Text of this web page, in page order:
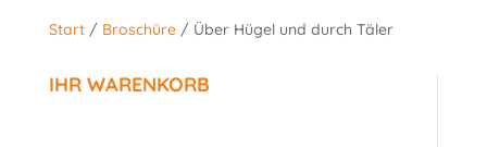
Start/ Broschüre/ Über Hügel und durch Täler
IHR WARENKORB